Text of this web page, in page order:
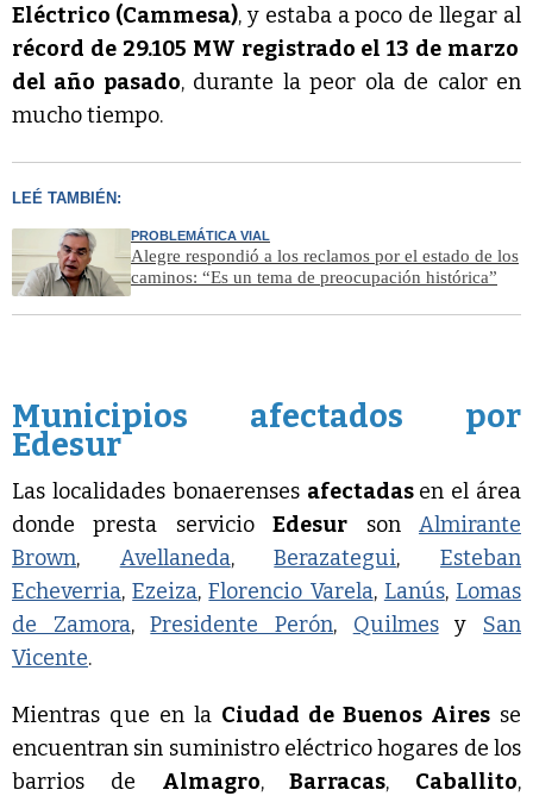
Eléctrico (Cammesa), y estaba a poco de llegar al
récord de 29.105 MW registrado el 13 de marzo
del año pasado, durante la peor ola de calor en
mucho tiempo.
LEÉ TAMBIÉN:
PROBLEMÁTICA VIAL
Alegre respondió a los reclamos por el estado de los
caminos: “Es un tema de preocupación histórica”
Municipios afectados por
Edesur
Las localidades bonaerenses afectadas en el área
donde presta servicioEdesur sonAlmirante
Brown, Avellaneda,Berazategui,Esteban
Echeverria,Ezeiza,Florencio Varela, Lanús, Lomas
de Zamora,Presidente Perón, Quilmesy San
Vicente.
Mientras que en la Ciudad de Buenos Aires se
encuentran sin suministro eléctrico hogares de los
barrios de Almagro,Barracas, Caballito,